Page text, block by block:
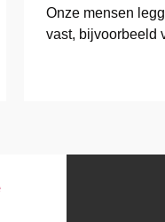
Onze mensen
vast, bijvoorbeeld